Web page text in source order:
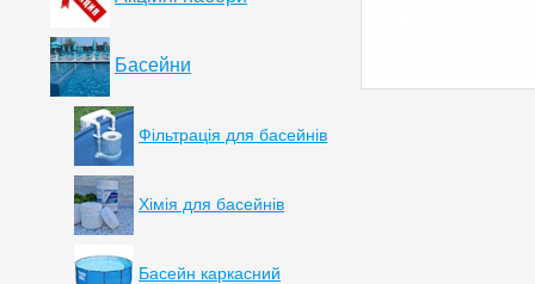
Басейни
Фільтрація для басейнів
Хімія для басейнів
Басейн каркасний